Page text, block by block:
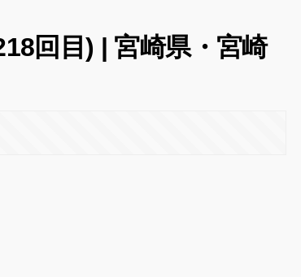
回目) | 宮崎県・宮崎